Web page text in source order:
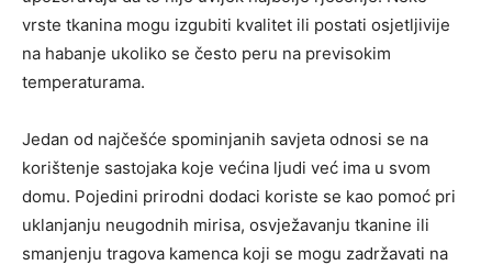
vrste tkanina mogu izgubiti kvalitet ili postati osjetljivije
na habanje ukoliko se često peru na previsokim
temperaturama.
Jedan od najčešće spominjanih savjeta odnosi se na
korištenje sastojaka koje većina ljudi već ima u svom
domu. Pojedini prirodni dodaci koriste se kao pomoć pri
uklanjanju neugodnih mirisa, osvježavanju tkanine ili
smanjenju tragova kamenca koji se mogu zadržavati na